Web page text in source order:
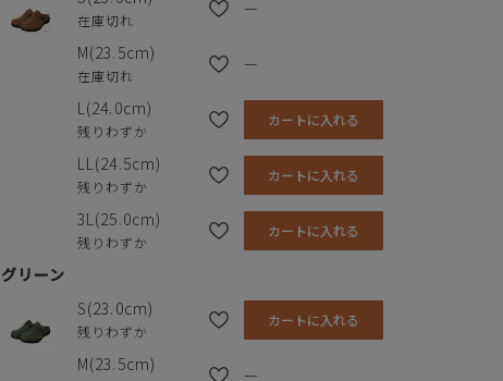
在庫切れ
—
M(23.5cm)
在庫切れ
—
L(24.0cm)
残りわずか
カートに入れる
LL(24.5cm)
残りわずか
カートに入れる
3L(25.0cm)
残りわずか
カートに入れる
グリーン
S(23.0cm)
残りわずか
カートに入れる
M(23.5cm) —